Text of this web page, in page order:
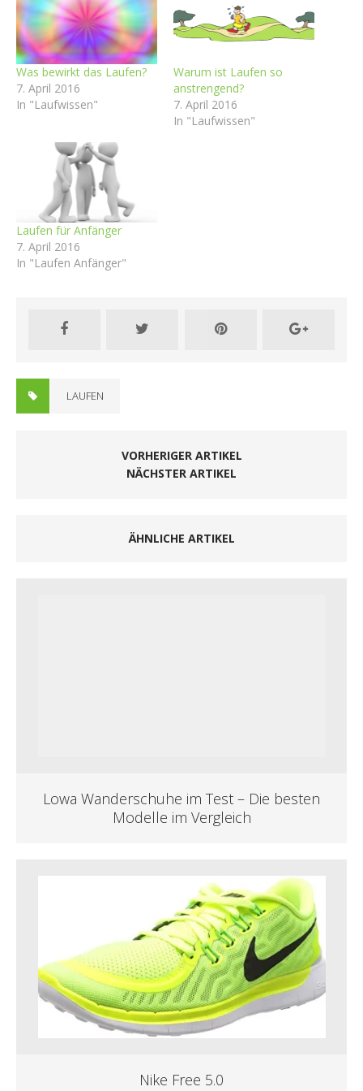
Was bewirkt das Laufen?
7. April 2016
In "Laufwissen"
Warum ist Laufen so
anstrengend?
7. April 2016
In "Laufwissen"
Laufen für Anfänger
7. April 2016
In "Laufen Anfänger"
LAUFEN
VORHERIGER ARTIKEL
NÄCHSTER ARTIKEL
ÄHNLICHE ARTIKEL
Lowa Wanderschuhe im Test – Die besten
Modelle im Vergleich
Nike Free 5.0